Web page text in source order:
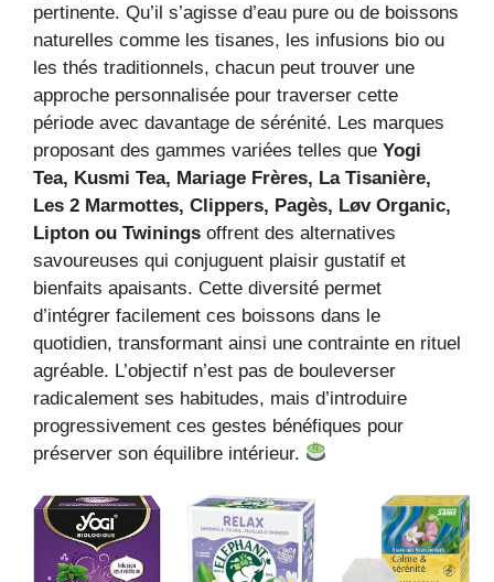
pertinente. Qu’il s’agisse d’eau pure ou de boissons
naturelles comme les tisanes, les infusions bio ou
les thés traditionnels, chacun peut trouver une
approche personnalisée pour traverser cette
période avec davantage de sérénité. Les marques
proposant des gammes variées telles que Yogi
Tea, Kusmi Tea, Mariage Frères, La Tisanière,
Les 2 Marmottes, Clippers, Pagès, Løv Organic,
Lipton ou Twinings offrent des alternatives
savoureuses qui conjuguent plaisir gustatif et
bienfaits apaisants. Cette diversité permet
d’intégrer facilement ces boissons dans le
quotidien, transformant ainsi une contrainte en rituel
agréable. L’objectif n’est pas de bouleverser
radicalement ses habitudes, mais d’introduire
progressivement ces gestes bénéfiques pour
préserver son équilibre intérieur.